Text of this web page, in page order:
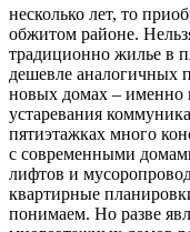
несколько лет, то
обжитом районе.
традиционно жилье в
дешевле аналогичных
новых домах – именно
устаревания
пятиэтажках много
с современными
лифтов и
квартирные
понимаем. Но разве